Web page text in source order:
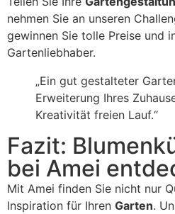
nehmen Sie an unseren
gewinnen Sie tolle Preise und
Gartenliebhaber.
„Ein gut gestalteter
Erweiterung Ihres
Kreativität freien Lauf.“
Fazit:
bei Amei
Mit Amei finden Sie nicht nur
Inspiration für Ihren Garten.